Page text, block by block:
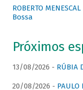
ROBERTO
Bossa
Próximos
13/08/2026 - RÚBIA
20/08/2026 -